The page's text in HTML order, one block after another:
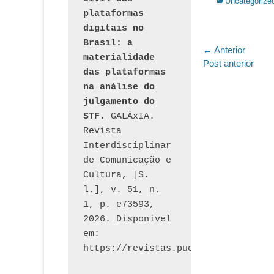
de
← Anterior
Post
Post anterior
plataformas
digitais no
Brasil: a
materialidade
das plataformas
na análise do
julgamento do
STF.
GALÁxIA.
Revista
Interdisciplinar
de Comunicação e
Cultura, [S.
l.], v. 51, n.
1, p. e73593,
2026. Disponível
em: